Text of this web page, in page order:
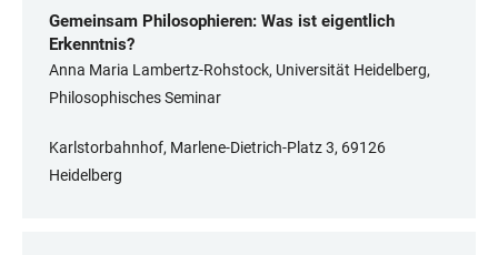
Gemeinsam Philosophieren: Was ist eigentlich
Erkenntnis?
Anna Maria Lambertz-Rohstock, Universität Heidelberg,
Philosophisches Seminar
Karlstorbahnhof, Marlene-Dietrich-Platz 3, 69126
Heidelberg